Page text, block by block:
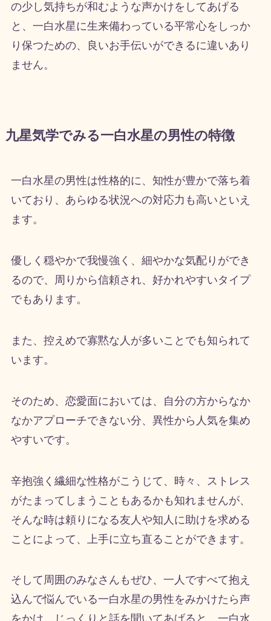
の少し気持ちが和むような声かけをしてあげる
と、一白水星に生来備わっている平常心をしっか
り保つための、良いお手伝いができるに違いあり
ません。
九星気学でみる一白水星の男性の特徴
一白水星の男性は性格的に、知性が豊かで落ち着
いており、あらゆる状況への対応力も高いといえ
ます。
優しく穏やかで我慢強く、細やかな気配りができ
るので、周りから信頼され、好かれやすいタイプ
でもあります。
また、控えめで寡黙な人が多いことでも知られて
います。
そのため、恋愛面においては、自分の方からなか
なかアプローチできない分、異性から人気を集め
やすいです。
辛抱強く繊細な性格がこうじて、時々、ストレス
がたまってしまうこともあるかも知れませんが、
そんな時は頼りになる友人や知人に助けを求める
ことによって、上手に立ち直ることができます。
そして周囲のみなさんもぜひ、一人ですべて抱え
込んで悩んでいる一白水星の男性をみかけたら声